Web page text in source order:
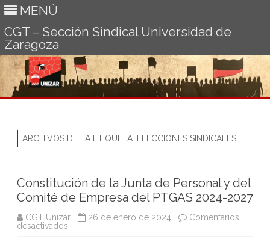
MENÚ
CGT – Sección Sindical Universidad de
Zaragoza
ARCHIVOS DE LA ETIQUETA: ELECCIONES SINDICALES
Constitución de la Junta de Personal y del
Comité de Empresa del PTGAS 2024-2027
CGT Unizar 26 de enero de 2024
Comentarios
desactivados